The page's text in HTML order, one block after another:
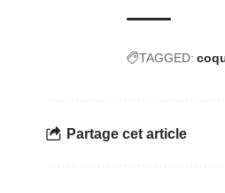
TAGGED:
Partage cet article